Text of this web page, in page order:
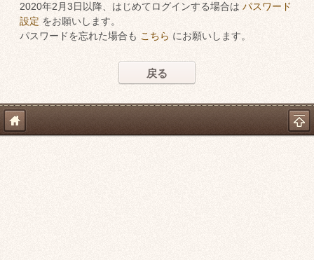
2020年2月3日以降、はじめてログインする場合は パスワード
設定 をお願いします。
パスワードを忘れた場合も こちら にお願いします。
戻る